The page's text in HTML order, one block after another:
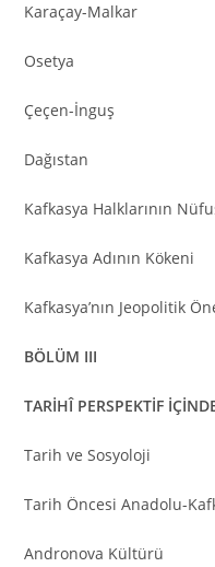
Karaçay-Malkar
Osetya
Çeçen-İnguş
Dağıstan
Kafkasya Halklarının
Kafkasya Adının Kökeni
Kafkasya’nın Jeopolitik
BÖLÜM III
TARİHÎ PERSPEKTİF
Tarih ve Sosyoloji
Tarih Öncesi Anadolu-
Andronova Kültürü